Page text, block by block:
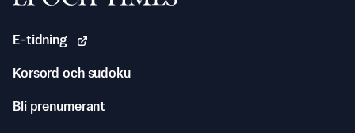
E-tidning
Korsord och sudoku
Bli prenumerant